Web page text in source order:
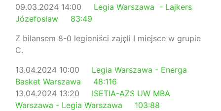
09.03.2024 14:00 Legia Warszawa - Lajkers
Józefosław 83:49
Z bilansem 8-0 legioniści zajęli I miejsce w grupie
C.
13.04.2024 10:00
Legia Warszawa - Energa
Basket Warszawa 48:116
13.04.2024 13:20 ISETIA-AZS UW MBA
Warszawa - Legia Warszawa 103:88